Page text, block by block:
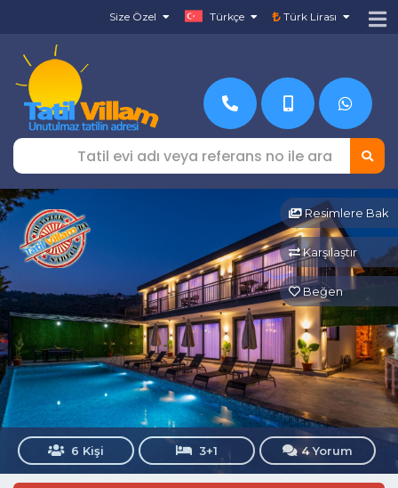
Size Özel Türkçe Türk Lirası
Resimlere Bak
Karşılaştır
Beğen
6 Kişi 3+1 4 Yorum